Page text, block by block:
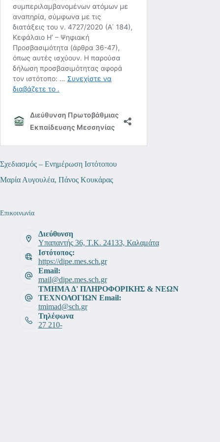
Σχεδιασμός – Ενημέρωση Ιστότοπου
Μαρία Αυγουλέα, Πάνος Κουκάρας
Επικοινωνία
Διεύθυνση
Υπαπαντής 36, Τ.Κ. 24133, Καλαμάτα
Ιστότοπος:
https://dipe.mes.sch.gr
Email:
mail@dipe.mes.sch.gr
ΤΜΗΜΑ Δ' ΠΛΗΡΟΦΟΡΙΚΗΣ & ΝΕΩΝ
ΤΕΧΝΟΛΟΓΙΩΝ Email:
tmimad@sch.gr
Τηλέφωνα
27 210-